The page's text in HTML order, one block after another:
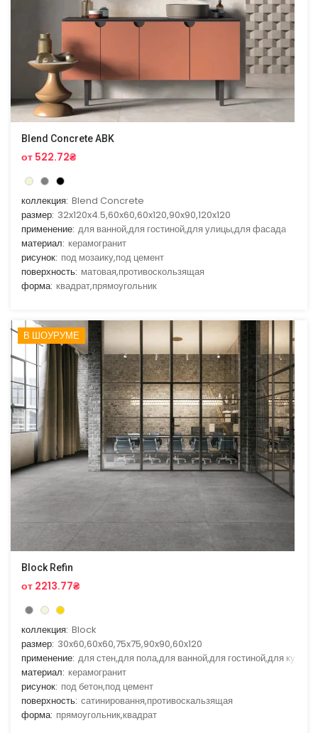
Blend Concrete ABK
от 522.72₴
коллекция: Blend Concrete
размер: 32x120x4.5,60x60,60x120,90x90,120x120
применение: для ванной,для гостиной,для улицы,для фасада
материал: керамогранит
рисунок: под мозаику,под цемент
поверхность: матовая,противоскользящая
форма: квадрат,прямоугольник
В ШОУРУМЕ
Block Refin
от 2213.77₴
коллекция: Block
размер: 30x60,60x60,75x75,90x90,60x120
применение: для стен,для пола,для ванной,для гостиной,для кухни
материал: керамогранит
рисунок: под бетон,под цемент
поверхность: сатинировання,противоскальзящая
форма: прямоугольник,квадрат